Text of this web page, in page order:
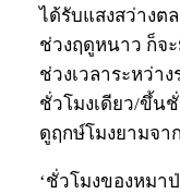
ได้รับแสงสว่างต
ช่วงฤดูหนาว ก็จ
ช่วงเวลาระหว่า
ชั่วโมงเดียว/ขึ้น
ดูฤกษ์โมงยามจ
‘ชั่วโมงของหมา